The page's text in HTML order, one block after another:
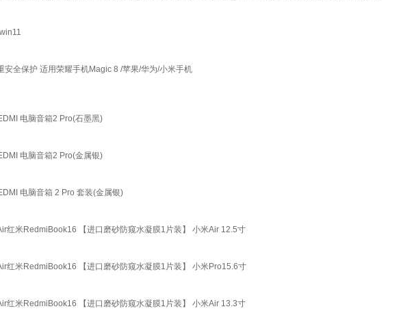
全保护 适用荣耀手机Magic 8 /苹果/华为/小米手机
电脑音箱2 Pro(石墨黑)
电脑音箱2 Pro(金属银)
电脑音箱 2 Pro 套装(金属银)
红米RedmiBook16 【进口磨砂防窥水凝膜1片装】 小米Air 12.5寸
红米RedmiBook16 【进口磨砂防窥水凝膜1片装】 小米Pro15.6寸
红米RedmiBook16 【进口磨砂防窥水凝膜1片装】 小米Air 13.3寸